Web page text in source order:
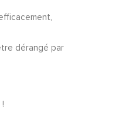
dérangé par